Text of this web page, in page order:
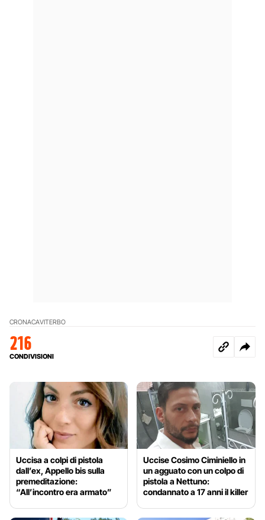
CRONACAVITERBO
216
CONDIVISIONI
Uccisa a colpi di pistola
dall’ex, Appello bis sulla
premeditazione:
“All’incontro era armato”
Uccise Cosimo Ciminiello in
un agguato con un colpo di
pistola a Nettuno:
condannato a 17 anni il killer